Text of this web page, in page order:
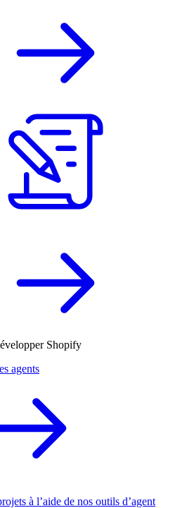
Shopify
agents
à l’aide de nos outils d’agent